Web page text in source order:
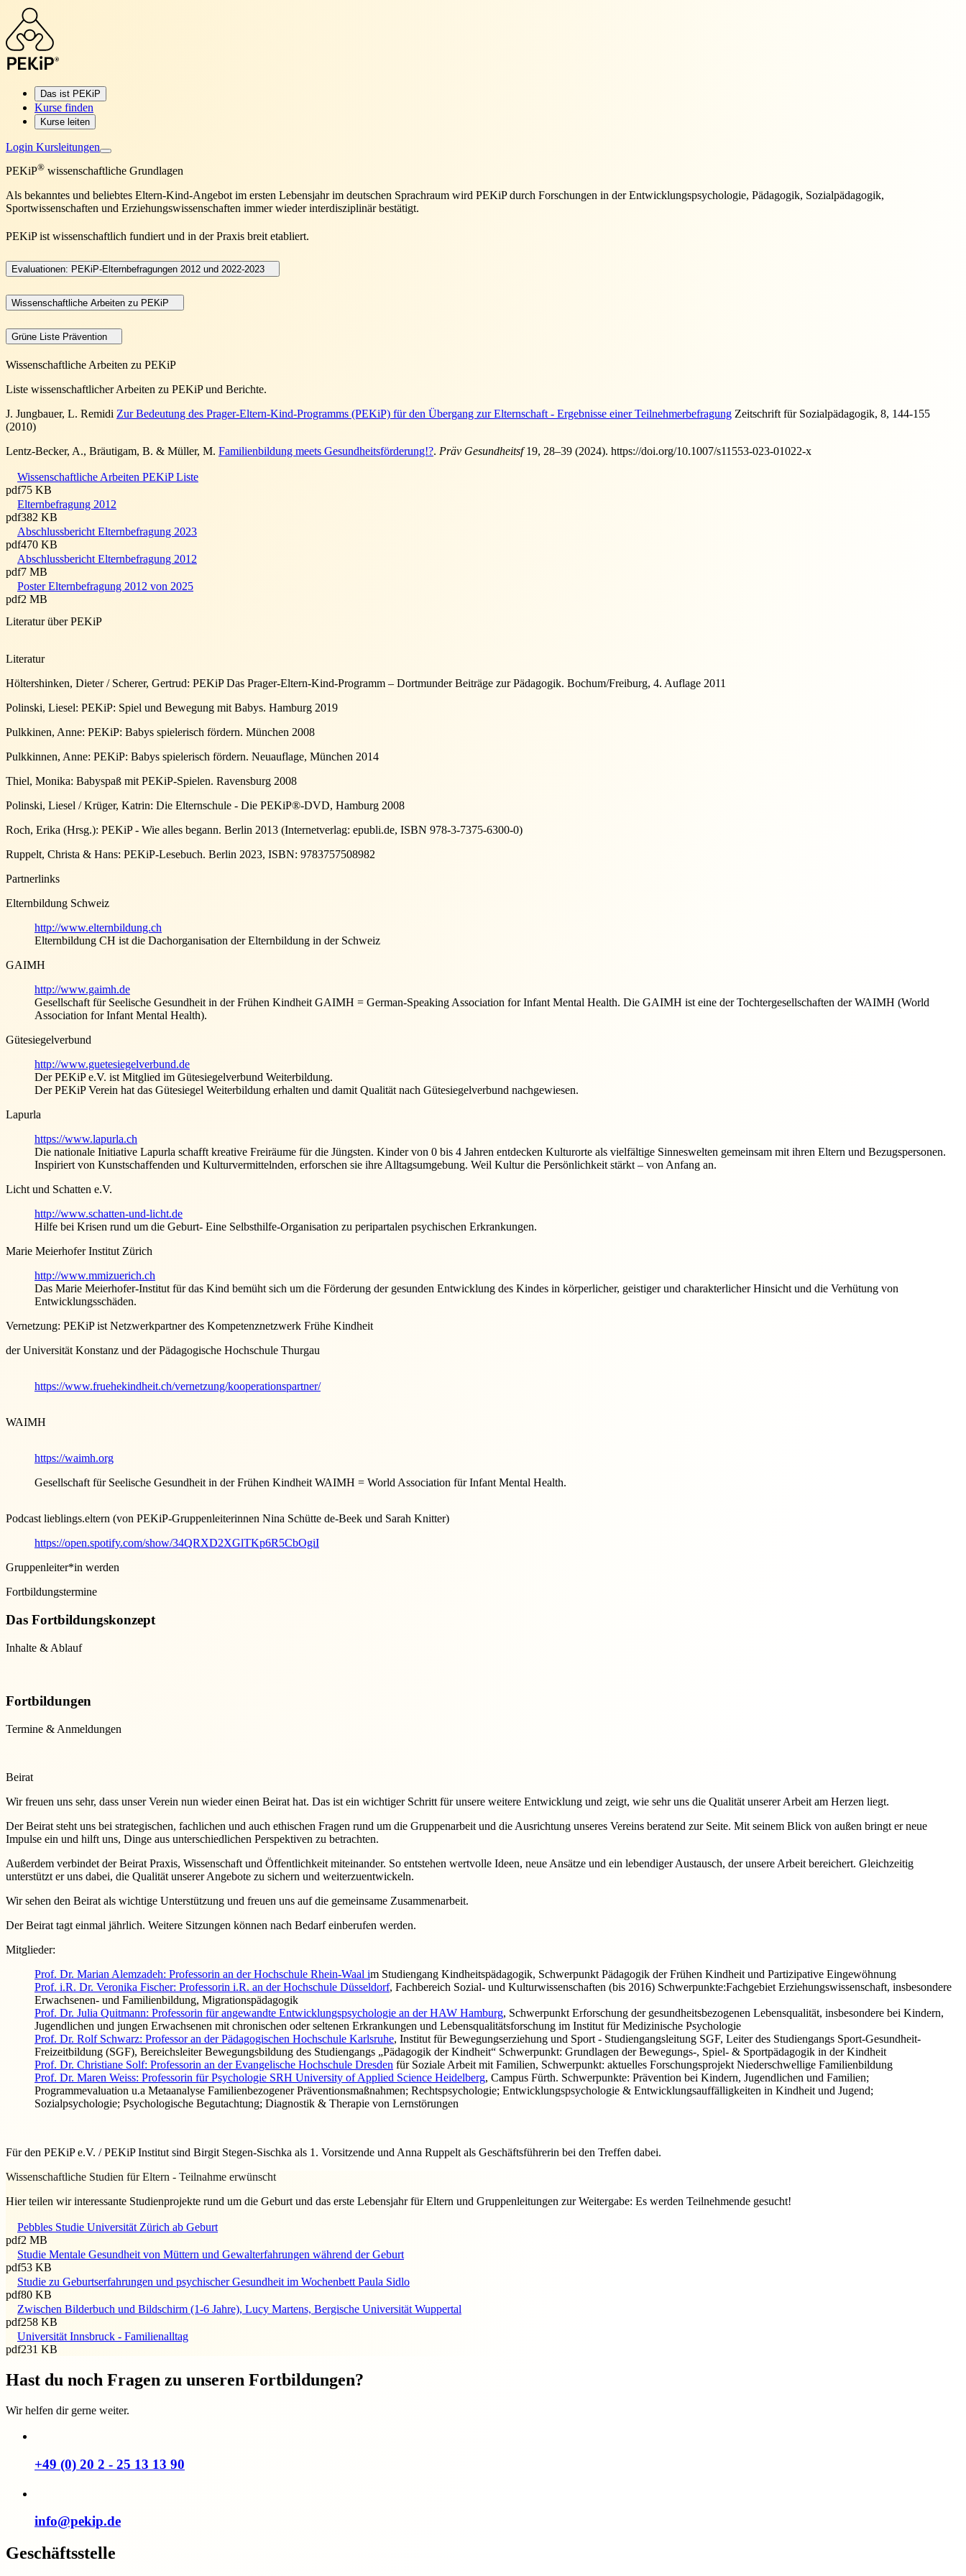
Das ist PEKiP
Kurse finden
Kurse leiten
Login Kursleitungen
PEKiP® wissenschaftliche Grundlagen
Als bekanntes und beliebtes Eltern-Kind-Angebot im ersten Lebensjahr im deutschen Sprachraum wird PEKiP durch Forschungen in der Entwicklungspsychologie, Pädagogik, Sozialpädagogik,
Sportwissenschaften und Erziehungswissenschaften immer wieder interdisziplinär bestätigt.
PEKiP ist wissenschaftlich fundiert und in der Praxis breit etabliert.
Evaluationen: PEKiP-Elternbefragungen 2012 und 2022-2023
Wissenschaftliche Arbeiten zu PEKiP
Grüne Liste Prävention
Wissenschaftliche Arbeiten zu PEKiP
Liste wissenschaftlicher Arbeiten zu PEKiP und Berichte.
J. Jungbauer, L. Remidi Zur Bedeutung des Prager-Eltern-Kind-Programms (PEKiP) für den Übergang zur Elternschaft - Ergebnisse einer Teilnehmerbefragung Zeitschrift für Sozialpädagogik, 8, 144-155
(2010)
Lentz-Becker, A., Bräutigam, B. & Müller, M. Familienbildung meets Gesundheitsförderung!?. Präv Gesundheitsf 19, 28–39 (2024). https://doi.org/10.1007/s11553-023-01022-x
Wissenschaftliche Arbeiten PEKiP Liste
pdf75 KB
Elternbefragung 2012
pdf382 KB
Abschlussbericht Elternbefragung 2023
pdf470 KB
Abschlussbericht Elternbefragung 2012
pdf7 MB
Poster Elternbefragung 2012 von 2025
pdf2 MB
Literatur über PEKiP
Literatur
Höltershinken, Dieter / Scherer, Gertrud: PEKiP Das Prager-Eltern-Kind-Programm – Dortmunder Beiträge zur Pädagogik. Bochum/Freiburg, 4. Auflage 2011
Polinski, Liesel: PEKiP: Spiel und Bewegung mit Babys. Hamburg 2019
Pulkkinen, Anne: PEKiP: Babys spielerisch fördern. München 2008
Pulkkinnen, Anne: PEKiP: Babys spielerisch fördern. Neuauflage, München 2014
Thiel, Monika: Babyspaß mit PEKiP-Spielen. Ravensburg 2008
Polinski, Liesel / Krüger, Katrin: Die Elternschule - Die PEKiP®-DVD, Hamburg 2008
Roch, Erika (Hrsg.): PEKiP - Wie alles begann. Berlin 2013 (Internetverlag: epubli.de, ISBN 978-3-7375-6300-0)
Ruppelt, Christa & Hans: PEKiP-Lesebuch. Berlin 2023, ISBN: 9783757508982
Partnerlinks
Elternbildung Schweiz
http://www.elternbildung.ch
Elternbildung CH ist die Dachorganisation der Elternbildung in der Schweiz
GAIMH
http://www.gaimh.de
Gesellschaft für Seelische Gesundheit in der Frühen Kindheit GAIMH = German-Speaking Association for Infant Mental Health. Die GAIMH ist eine der Tochtergesellschaften der WAIMH (World
Association for Infant Mental Health).
Gütesiegelverbund
http://www.guetesiegelverbund.de
Der PEKiP e.V. ist Mitglied im Gütesiegelverbund Weiterbildung.
Der PEKiP Verein hat das Gütesiegel Weiterbildung erhalten und damit Qualität nach Gütesiegelverbund nachgewiesen.
Lapurla
https://www.lapurla.ch
Die nationale Initiative Lapurla schafft kreative Freiräume für die Jüngsten. Kinder von 0 bis 4 Jahren entdecken Kulturorte als vielfältige Sinneswelten gemeinsam mit ihren Eltern und Bezugspersonen.
Inspiriert von Kunstschaffenden und Kulturvermittelnden, erforschen sie ihre Alltagsumgebung. Weil Kultur die Persönlichkeit stärkt – von Anfang an.
Licht und Schatten e.V.
http://www.schatten-und-licht.de
Hilfe bei Krisen rund um die Geburt- Eine Selbsthilfe-Organisation zu peripartalen psychischen Erkrankungen.
Marie Meierhofer Institut Zürich
http://www.mmizuerich.ch
Das Marie Meierhofer-Institut für das Kind bemüht sich um die Förderung der gesunden Entwicklung des Kindes in körperlicher, geistiger und charakterlicher Hinsicht und die Verhütung von
Entwicklungsschäden.
Vernetzung: PEKiP ist Netzwerkpartner des Kompetenznetzwerk Frühe Kindheit
der Universität Konstanz und der Pädagogische Hochschule Thurgau
https://www.fruehekindheit.ch/vernetzung/kooperationspartner/
WAIMH
https://waimh.org
Gesellschaft für Seelische Gesundheit in der Frühen Kindheit WAIMH = World Association für Infant Mental Health.
Podcast lieblings.eltern (von PEKiP-Gruppenleiterinnen Nina Schütte de-Beek und Sarah Knitter)
https://open.spotify.com/show/34QRXD2XGlTKp6R5CbOgiI
Gruppenleiter*in werden
Fortbildungstermine
Das Fortbildungskonzept
Inhalte & Ablauf
Fortbildungen
Termine & Anmeldungen
Beirat
Wir freuen uns sehr, dass unser Verein nun wieder einen Beirat hat. Das ist ein wichtiger Schritt für unsere weitere Entwicklung und zeigt, wie sehr uns die Qualität unserer Arbeit am Herzen liegt.
Der Beirat steht uns bei strategischen, fachlichen und auch ethischen Fragen rund um die Gruppenarbeit und die Ausrichtung unseres Vereins beratend zur Seite. Mit seinem Blick von außen bringt er neue
Impulse ein und hilft uns, Dinge aus unterschiedlichen Perspektiven zu betrachten.
Außerdem verbindet der Beirat Praxis, Wissenschaft und Öffentlichkeit miteinander. So entstehen wertvolle Ideen, neue Ansätze und ein lebendiger Austausch, der unsere Arbeit bereichert. Gleichzeitig
unterstützt er uns dabei, die Qualität unserer Angebote zu sichern und weiterzuentwickeln.
Wir sehen den Beirat als wichtige Unterstützung und freuen uns auf die gemeinsame Zusammenarbeit.
Der Beirat tagt einmal jährlich. Weitere Sitzungen können nach Bedarf einberufen werden.
Mitglieder:
Prof. Dr. Marian Alemzadeh: Professorin an der Hochschule Rhein-Waal im Studiengang Kindheitspädagogik, Schwerpunkt Pädagogik der Frühen Kindheit und Partizipative Eingewöhnung
Prof. i.R. Dr. Veronika Fischer: Professorin i.R. an der Hochschule Düsseldorf, Fachbereich Sozial- und Kulturwissenschaften (bis 2016) Schwerpunkte:Fachgebiet Erziehungswissenschaft, insbesondere
Erwachsenen- und Familienbildung, Migrationspädagogik
Prof. Dr. Julia Quitmann: Professorin für angewandte Entwicklungspsychologie an der HAW Hamburg, Schwerpunkt Erforschung der gesundheitsbezogenen Lebensqualität, insbesondere bei Kindern,
Jugendlichen und jungen Erwachsenen mit chronischen oder seltenen Erkrankungen und Lebensqualitätsforschung im Institut für Medizinische Psychologie
Prof. Dr. Rolf Schwarz: Professor an der Pädagogischen Hochschule Karlsruhe, Institut für Bewegungserziehung und Sport - Studiengangsleitung SGF, Leiter des Studiengangs Sport-Gesundheit-
Freizeitbildung (SGF), Bereichsleiter Bewegungsbildung des Studiengangs „Pädagogik der Kindheit“ Schwerpunkt: Grundlagen der Bewegungs-, Spiel- & Sportpädagogik in der Kindheit
Prof. Dr. Christiane Solf: Professorin an derEvangelische Hochschule Dresden für Soziale Arbeit mit Familien, Schwerpunkt: aktuelles Forschungsprojekt Niederschwellige Familienbildung
Prof. Dr. Maren Weiss: Professorin für Psychologie SRH University of Applied Science Heidelberg, Campus Fürth. Schwerpunkte: Prävention bei Kindern, Jugendlichen und Familien;
Programmevaluation u.a Metaanalyse Familienbezogener Präventionsmaßnahmen; Rechtspsychologie; Entwicklungspsychologie & Entwicklungsauffälligkeiten in Kindheit und Jugend;
Sozialpsychologie; Psychologische Begutachtung; Diagnostik & Therapie von Lernstörungen
Für den PEKiP e.V. / PEKiP Institut sind Birgit Stegen-Sischka als 1. Vorsitzende und Anna Ruppelt als Geschäftsführerin bei den Treffen dabei.
Wissenschaftliche Studien für Eltern - Teilnahme erwünscht
Hier teilen wir interessante Studienprojekte rund um die Geburt und das erste Lebensjahr für Eltern und Gruppenleitungen zur Weitergabe: Es werden Teilnehmende gesucht!
Pebbles Studie Universität Zürich ab Geburt
pdf2 MB
Studie Mentale Gesundheit von Müttern und Gewalterfahrungen während der Geburt
pdf53 KB
Studie zu Geburtserfahrungen und psychischer Gesundheit im Wochenbett Paula Sidlo
pdf80 KB
Zwischen Bilderbuch und Bildschirm (1-6 Jahre), Lucy Martens, Bergische Universität Wuppertal
pdf258 KB
Universität Innsbruck - Familienalltag
pdf231 KB
Hast du noch Fragen zu unseren Fortbildungen?
Wir helfen dir gerne weiter.
+49 (0) 20 2 - 25 13 13 90
info@pekip.de
Geschäftsstelle